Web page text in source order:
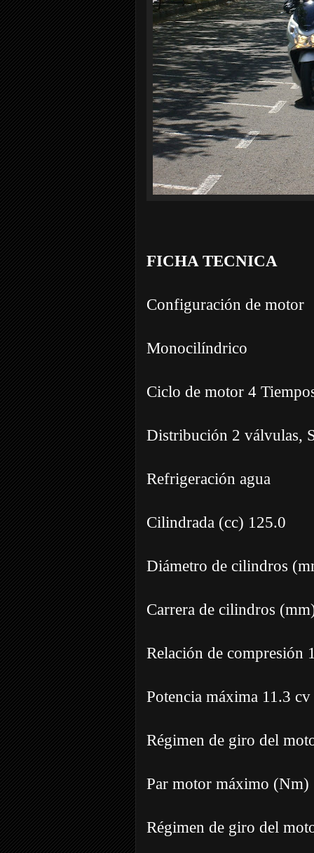
FICHA TECNICA
Configuración de motor
Monocilíndrico
Ciclo de motor 4
Distribución 2 válvulas,
Refrigeración agua
Cilindrada (cc) 125.0
Diámetro de cilindros
Carrera de cilindros
Relación de compresión
Potencia máxima 11.3 cv
Régimen de giro del
Par motor máximo (Nm)
Régimen de giro del